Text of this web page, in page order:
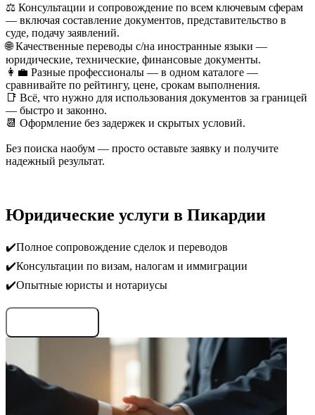
⚖️ Консультации и сопровождение по всем ключевым сферам
— включая составление документов, представительство в
суде, подачу заявлений.
🌐 Качественные переводы с/на иностранные языки —
юридические, технические, финансовые документы.
👩‍💼 Разные профессионалы — в одном каталоге —
сравнивайте по рейтингу, цене, срокам выполнения.
📑 Всё, что нужно для использования документов за границей
— быстро и законно.
📆 Оформление без задержек и скрытых условий.
Без поиска наобум — просто оставьте заявку и получите
надежный результат.
Юридические услуги в Пикардии
✔️Полное сопровождение сделок и переводов
✔️Консультации по визам, налогам и иммиграции
✔️Опытные юристы и нотариусы